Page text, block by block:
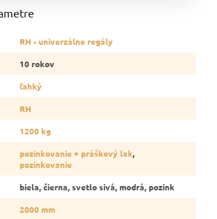
RH - univerzálne regály
10 rokov
ľahký
RH
1200 kg
pozinkovanie + práškový lak,
pozinkovanie
biela, čierna, svetlo sivá, modrá, pozink
2000 mm